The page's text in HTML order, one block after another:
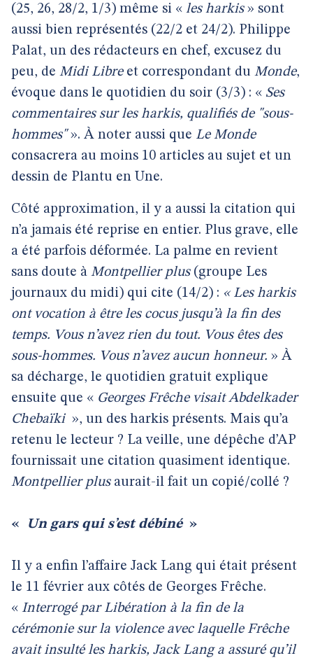
(25, 26, 28/2, 1/3) même si « les harkis» sont
aussi bien représentés (22/2 et 24/2). Philippe
Palat, un des rédacteurs en chef, excusez du
peu, de Midi Libreet correspondant du Monde,
évoque dans le quotidien du soir (3/3) : « Ses
commentaires sur les harkis, qualifiés de "sous-
hommes"». À noter aussi que Le Monde
consacrera au moins 10 articles au sujet et un
dessin de Plantu en Une.
Côté approximation, il y a aussi la citation qui
n’a jamais été reprise en entier. Plus grave, elle
a été parfois déformée. La palme en revient
sans doute à Montpellier plus(groupe Les
journaux du midi) qui cite (14/2) : « Les harkis
ont vocation à être les cocus jusqu’à la fin des
temps. Vous n’avez rien du tout. Vous êtes des
sous-hommes. Vous n’avez aucun honneur. » À
sa décharge, le quotidien gratuit explique
ensuite que « Georges Frêche visait Abdelkader
Chebaïki », un des harkis présents. Mais qu’a
retenu le lecteur ? La veille, une dépêche d’AP
fournissait une citation quasiment identique.
Montpellier plusaurait-il fait un copié/collé ?
« Un gars qui s’est débiné »
Il y a enfin l’affaire Jack Lang qui était présent
le 11 février aux côtés de Georges Frêche.
« Interrogé par Libération à la fin de la
cérémonie sur la violence avec laquelle Frêche
avait insulté les harkis, Jack Lang a assuré qu’il